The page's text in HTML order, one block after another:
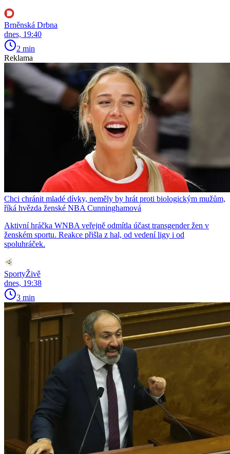
Brněnská Drbna
dnes, 19:40
2 min
Reklama
Chci chránit mladé dívky, neměly by hrát proti biologickým mužům,
říká hvězda ženské NBA Cunninghamová
Aktivní hráčka WNBA veřejně odmítla účast transgender žen v
ženském sportu. Reakce přišla z hal, od vedení ligy i od
spoluhráček.
SportyŽivě
dnes, 19:38
3 min